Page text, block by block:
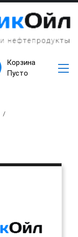
×
Корзина
Пусто
/